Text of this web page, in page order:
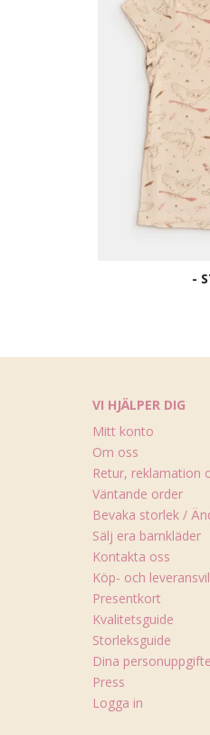
-
VI HJÄLPER DIG
Mitt konto
Om oss
Retur, reklamation
Väntande order
Bevaka storlek /
Sälj era barnkläder
Kontakta oss
Köp- och
Presentkort
Kvalitetsguide
Storleksguide
Dina
Press
Logga in